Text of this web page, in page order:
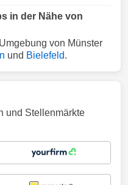
in der Nähe von
von Münster
und Bielefeld.
und Stellenmärkte